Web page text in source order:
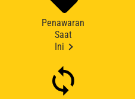
Penawaran
Saat
Ini